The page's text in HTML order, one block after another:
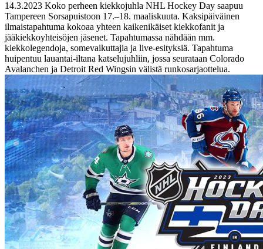
14.3.2023 Koko perheen kiekkojuhla NHL Hockey Day saapuu
Tampereen Sorsapuistoon 17.–18. maaliskuuta. Kaksipäiväinen
ilmaistapahtuma kokoaa yhteen kaikenikäiset kiekkofanit ja
jääkiekkoyhteisöjen jäsenet. Tapahtumassa nähdään mm.
kiekkolegendoja, somevaikuttajia ja live-esityksiä. Tapahtuma
huipentuu lauantai-iltana katselujuhliin, jossa seurataan Colorado
Avalanchen ja Detroit Red Wingsin välistä runkosarjaottelua.